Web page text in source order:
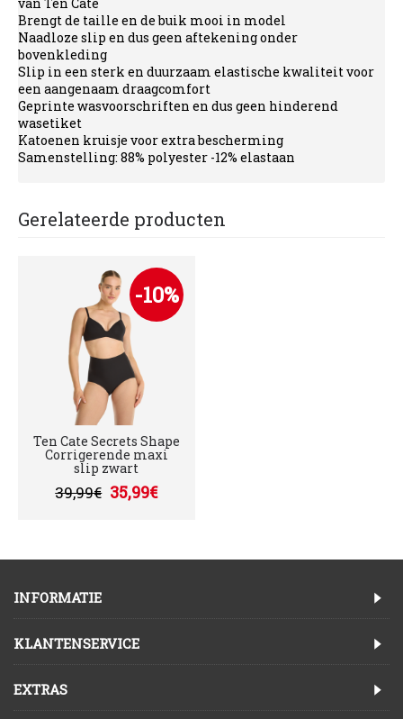
Brengt de taille en de buik mooi in model
Naadloze slip en dus geen aftekening onder
bovenkleding
Slip in een sterk en duurzaam elastische kwaliteit voor
een aangenaam draagcomfort
Geprinte wasvoorschriften en dus geen hinderend
wasetiket
Katoenen kruisje voor extra bescherming
Samenstelling: 88% polyester -12% elastaan
Gerelateerde producten
-10%
Ten Cate Secrets Shape
Corrigerende maxi
slip zwart
39,99€ 35,99€
INFORMATIE
KLANTENSERVICE
EXTRAS